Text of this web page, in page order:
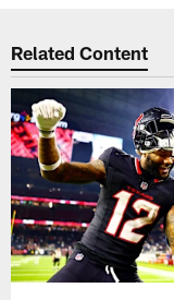
Related Content